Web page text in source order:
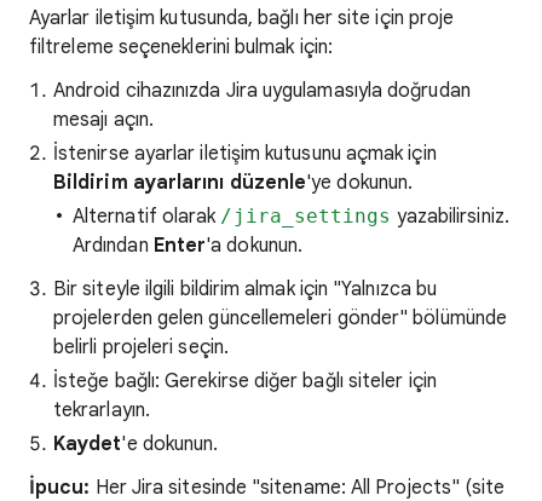
Ayarlar iletişim kutusunda, bağlı her site için proje
filtreleme seçeneklerini bulmak için:
Android cihazınızda Jira uygulamasıyla doğrudan
mesajı açın.
İstenirse ayarlar iletişim kutusunu açmak için
Bildirim ayarlarını düzenle'ye dokunun.
Alternatif olarak /jira_settings yazabilirsiniz.
Ardından Enter'a dokunun.
Bir siteyle ilgili bildirim almak için "Yalnızca bu
projelerden gelen güncellemeleri gönder" bölümünde
belirli projeleri seçin.
İsteğe bağlı: Gerekirse diğer bağlı siteler için
tekrarlayın.
Kaydet'e dokunun.
İpucu: Her Jira sitesinde "sitename: All Projects" (site